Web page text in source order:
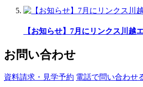
【お知らせ】7月にリンクス川越
お問い合わせ
資料請求・見学予約 電話で問い合わせ